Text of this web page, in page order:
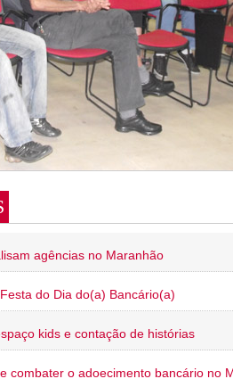
agências no Maranhão
do Dia do(a) Bancário(a)
kids e contação de histórias
combater o adoecimento bancário no